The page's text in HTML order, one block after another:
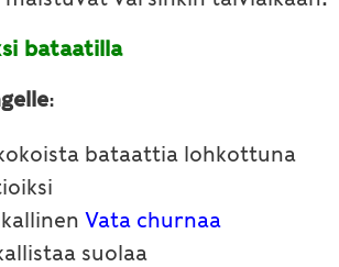
bataatilla
:
bataattia lohkottuna
Vata churnaa
suolaa